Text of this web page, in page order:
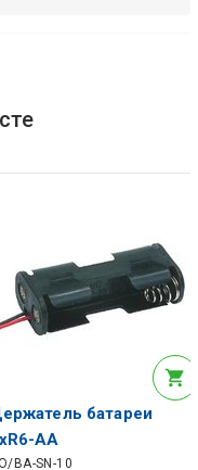
батареи
AA
BA-SN-10